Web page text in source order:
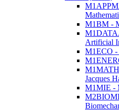
M1BM -
Artificial
M1ECO -
Jacques
M1MIE -